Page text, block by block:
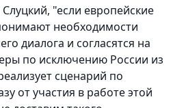
"если европейские
необходимости
диалога и согласятся на
по исключению России из
сценарий по
от участия в работе этой